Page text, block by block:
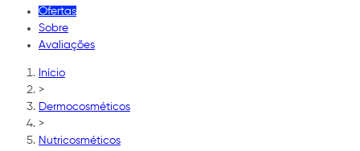
Ofertas
Sobre
Avaliações
Início
>
Dermocosméticos
>
Nutricosméticos